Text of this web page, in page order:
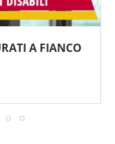
A FIANCO